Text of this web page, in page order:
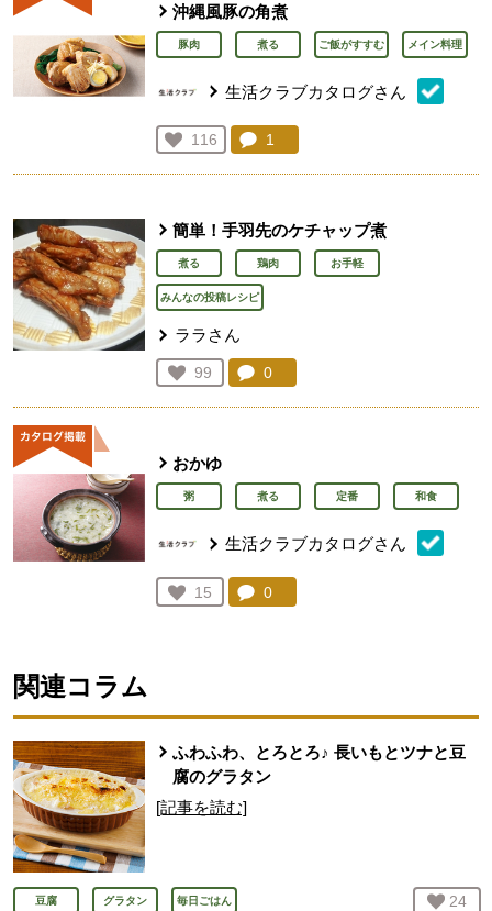
沖縄風豚の角煮
豚肉 煮る ご飯がすすむ メイン料理
生活クラブカタログさん
お気に入り登録：
116
人が登録
コメント：
1
簡単！手羽先のケチャップ煮
煮る 鶏肉 お手軽
みんなの投稿レシピ
ララさん
お気に入り登録：
99
人が登録
コメント：
0
おかゆ
粥 煮る 定番 和食
生活クラブカタログさん
お気に入り登録：
15
人が登録
コメント：
0
関連コラム
ふわふわ、とろとろ♪ 長いもとツナと豆
腐のグラタン
[記事を読む]
豆腐 グラタン 毎日ごはん お気
24